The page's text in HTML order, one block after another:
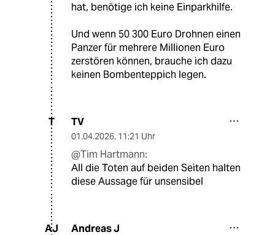
hat, benötige ich keine Einparkhilfe.
Und wenn 50 300 Euro Drohnen einen
Panzer für mehrere Millionen Euro
zerstören können, brauche ich dazu
keinen Bombenteppich legen.
T TV
01.04.2026, 11:21 Uhr
@Tim Hartmann:
All die Toten auf beiden Seiten halten
diese Aussage für unsensibel
AJ Andreas J